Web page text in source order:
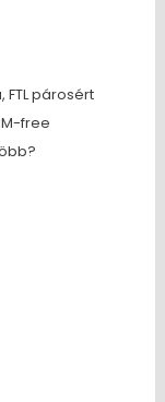
FTL párosért
free